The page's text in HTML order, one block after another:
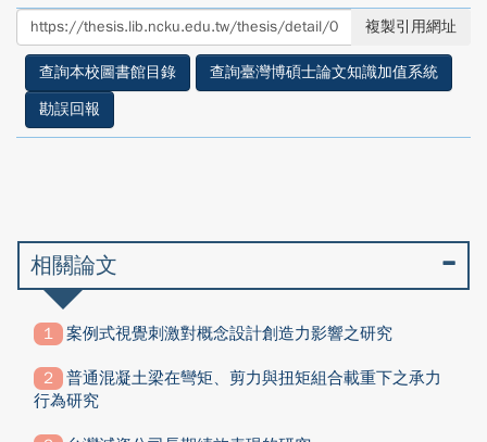
至
facebook
至
twitter
複製引用網址
查詢本校圖書館目錄
查詢臺灣博碩士論文知識加值系統
勘誤回報
相關論文
案例式視覺刺激對概念設計創造力影響之研究
普通混凝土梁在彎矩、剪力與扭矩組合載重下之承力
行為研究